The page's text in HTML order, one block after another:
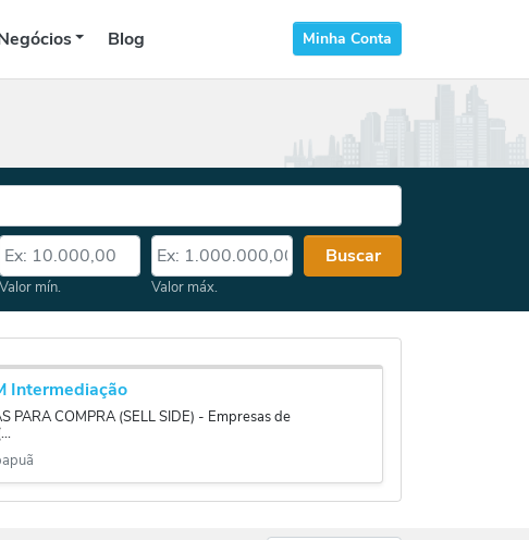
Blog Minha Conta
Valor mín.
Valor mín.
Valor máx.
Valor máx.
Buscar
Intermediação
PARA COMPRA (SELL SIDE) - Empresas de